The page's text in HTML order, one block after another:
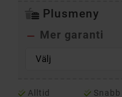
Plusmeny
 Mer garanti
Alltid
Snabb